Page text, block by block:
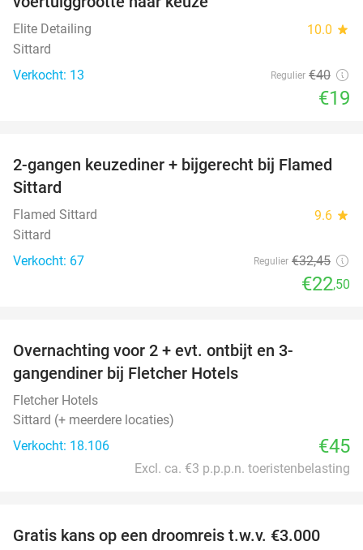
Elite Detailing 10.0 star
Sittard
Verkocht: 13
Regulier €40
€19
31%
2-gangen keuzediner + bijgerecht bij Flamed
Sittard
Flamed Sittard 9.6 star
Sittard
Verkocht: 67
Regulier €32,45
€22,50
Overnachting voor 2 + evt. ontbijt en 3-
gangendiner bij Fletcher Hotels
Fletcher Hotels
Sittard (+ meerdere locaties)
Verkocht: 18.106
€45
Excl. ca. €3 p.p.p.n. toeristenbelasting
Gratis kans op een droomreis t.w.v. €3.000